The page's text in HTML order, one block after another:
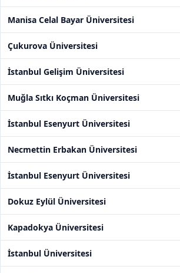
Manisa Celal Bayar Üniversitesi
Çukurova Üniversitesi
İstanbul Gelişim Üniversitesi
Muğla Sıtkı Koçman Üniversitesi
İstanbul Esenyurt Üniversitesi
Necmettin Erbakan Üniversitesi
İstanbul Esenyurt Üniversitesi
Dokuz Eylül Üniversitesi
Kapadokya Üniversitesi
İstanbul Üniversitesi